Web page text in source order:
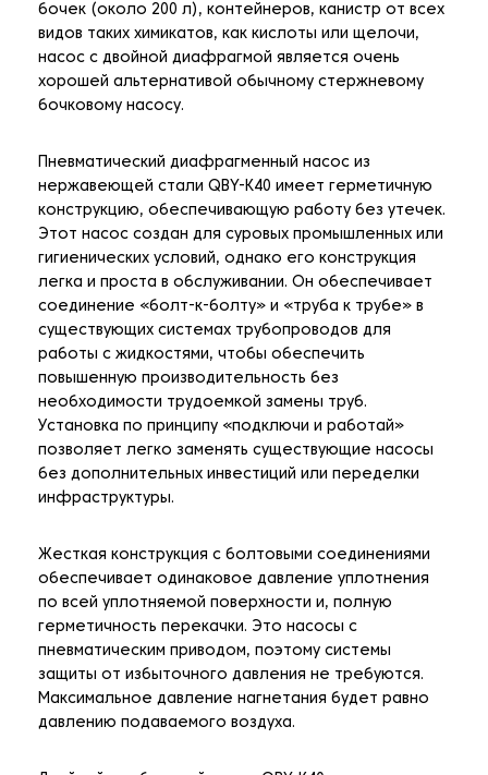
бочек (около 200 л), контейнеров, канистр от всех
видов таких химикатов, как кислоты или щелочи,
насос с двойной диафрагмой является очень
хорошей альтернативой обычному стержневому
бочковому насосу.
Пневматический диафрагменный насос из
нержавеющей стали QBY-K40 имеет герметичную
конструкцию, обеспечивающую работу без утечек.
Этот насос создан для суровых промышленных или
гигиенических условий, однако его конструкция
легка и проста в обслуживании. Он обеспечивает
соединение «болт-к-болту» и «труба к трубе» в
существующих системах трубопроводов для
работы с жидкостями, чтобы обеспечить
повышенную производительность без
необходимости трудоемкой замены труб.
Установка по принципу «подключи и работай»
позволяет легко заменять существующие насосы
без дополнительных инвестиций или переделки
инфраструктуры.
Жесткая конструкция с болтовыми соединениями
обеспечивает одинаковое давление уплотнения
по всей уплотняемой поверхности и, полную
герметичность перекачки. Это насосы с
пневматическим приводом, поэтому системы
защиты от избыточного давления не требуются.
Максимальное давление нагнетания будет равно
давлению подаваемого воздуха.